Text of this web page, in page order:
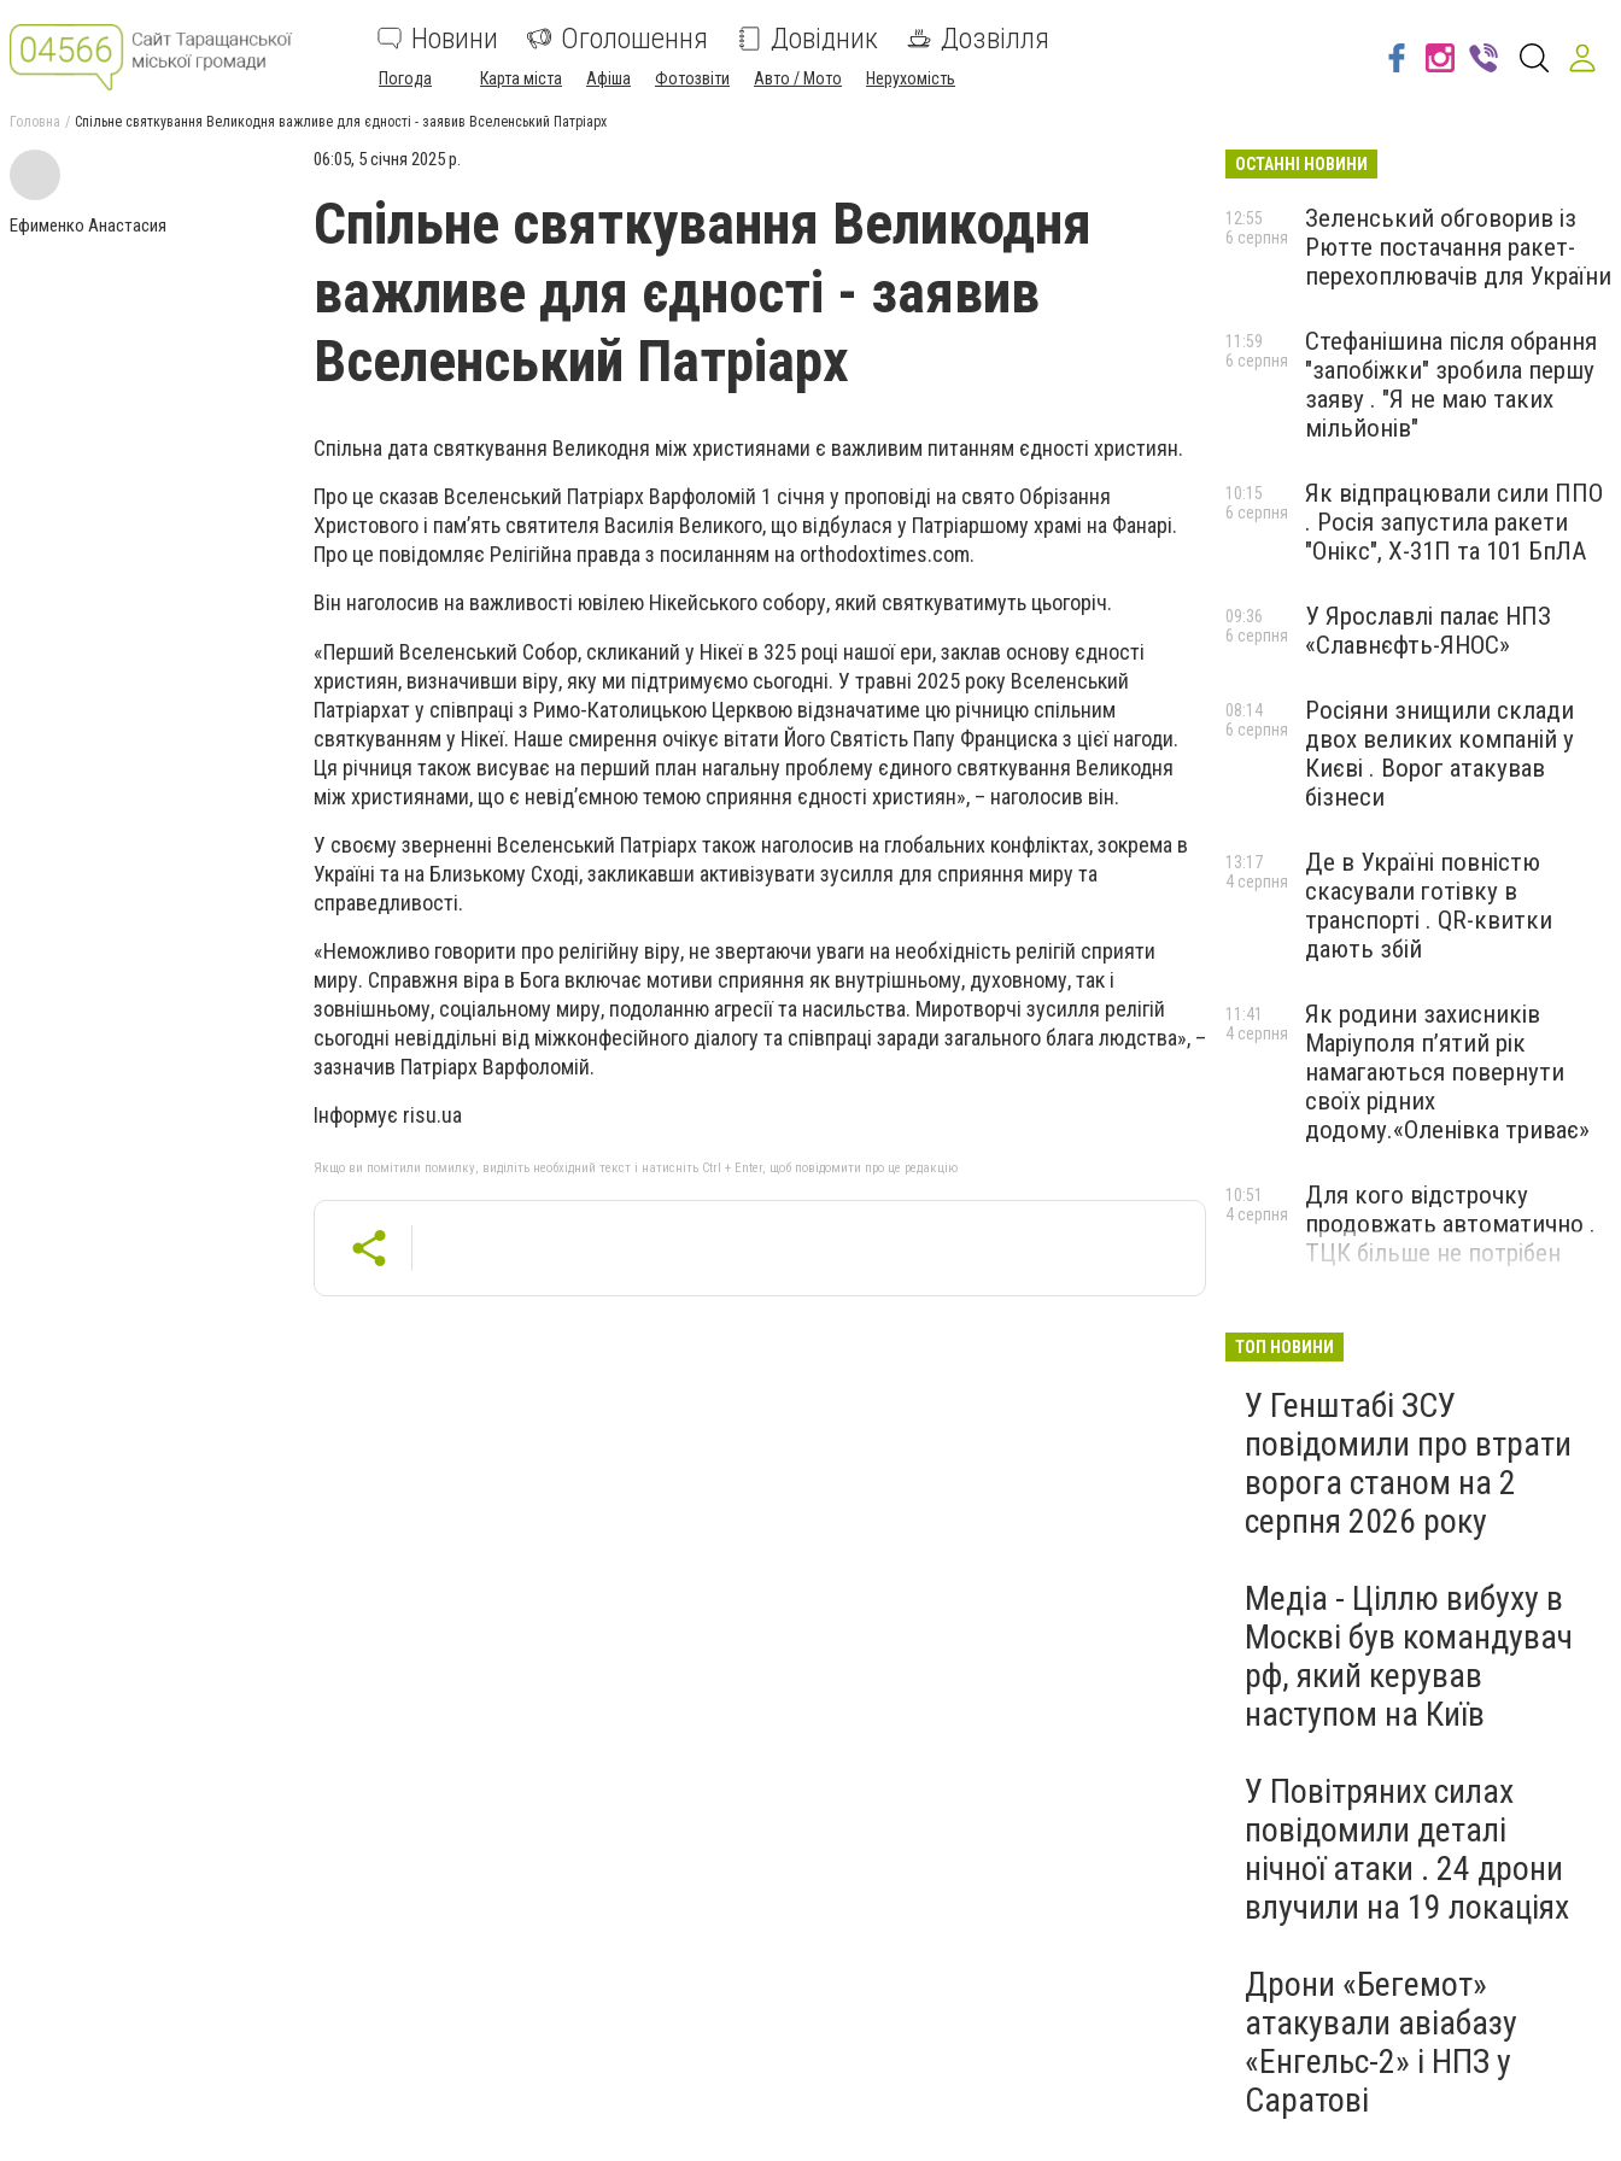
Новини Оголошення Довідник Дозвілля
Погода Карта міста Афіша Фотозвіти Авто / Мото Нерухомість
Головна Спільне святкування Великодня важливе для єдності - заявив Вселенський Патріарх
Ефименко Анастасия
06:05, 5 січня 2025 р.
Спільне святкування Великодня
важливе для єдності - заявив
Вселенський Патріарх
Спільна дата святкування Великодня між християнами є важливим питанням єдності християн.
Про це сказав Вселенський Патріарх Варфоломій 1 січня у проповіді на свято Обрізання
Христового і пам’ять святителя Василія Великого, що відбулася у Патріаршому храмі на Фанарі.
Про це повідомляє Релігійна правда з посиланням на orthodoxtimes.com.
Він наголосив на важливості ювілею Нікейського собору, який святкуватимуть цьогоріч.
«Перший Вселенський Собор, скликаний у Нікеї в 325 році нашої ери, заклав основу єдності
християн, визначивши віру, яку ми підтримуємо сьогодні. У травні 2025 року Вселенський
Патріархат у співпраці з Римо-Католицькою Церквою відзначатиме цю річницю спільним
святкуванням у Нікеї. Наше смирення очікує вітати Його Святість Папу Франциска з цієї нагоди.
Ця річниця також висуває на перший план нагальну проблему єдиного святкування Великодня
між християнами, що є невід’ємною темою сприяння єдності християн», – наголосив він.
У своєму зверненні Вселенський Патріарх також наголосив на глобальних конфліктах, зокрема в
Україні та на Близькому Сході, закликавши активізувати зусилля для сприяння миру та
справедливості.
«Неможливо говорити про релігійну віру, не звертаючи уваги на необхідність релігій сприяти
миру. Справжня віра в Бога включає мотиви сприяння як внутрішньому, духовному, так і
зовнішньому, соціальному миру, подоланню агресії та насильства. Миротворчі зусилля релігій
сьогодні невіддільні від міжконфесійного діалогу та співпраці заради загального блага людства», –
зазначив Патріарх Варфоломій.
Інформує risu.ua
Якщо ви помітили помилку, виділіть необхідний текст і натисніть Ctrl + Enter, щоб повідомити про це редакцію
ОСТАННІ НОВИНИ
Зеленський обговорив із
Рютте постачання ракет-
перехоплювачів для України
12:55
6 серпня
Стефанішина після обрання
"запобіжки" зробила першу
заяву . "Я не маю таких
мільйонів"
11:59
6 серпня
Як відпрацювали сили ППО
. Росія запустила ракети
"Онікс", Х-31П та 101 БпЛА
10:15
6 серпня
У Ярославлі палає НПЗ
«Славнєфть-ЯНОС»
09:36
6 серпня
Росіяни знищили склади
двох великих компаній у
Києві . Ворог атакував
бізнеси
08:14
6 серпня
Де в Україні повністю
скасували готівку в
транспорті . QR-квитки
дають збій
13:17
4 серпня
Як родини захисників
Маріуполя пʼятий рік
намагаються повернути
своїх рідних
додому.«Оленівка триває»
11:41
4 серпня
Для кого відстрочку
продовжать автоматично .
ТЦК більше не потрібен
10:51
4 серпня
ТОП НОВИНИ
У Генштабі ЗСУ
повідомили про втрати
ворога станом на 2
серпня 2026 року
Медіа - Ціллю вибуху в
Москві був командувач
рф, який керував
наступом на Київ
У Повітряних силах
повідомили деталі
нічної атаки . 24 дрони
влучили на 19 локаціях
Дрони «Бегемот»
атакували авіабазу
«Енгельс-2» і НПЗ у
Саратові